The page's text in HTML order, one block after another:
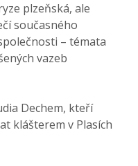
plzeňská, ale
současného
– témata
vazeb
Dechem, kteří
klášterem v Plasích